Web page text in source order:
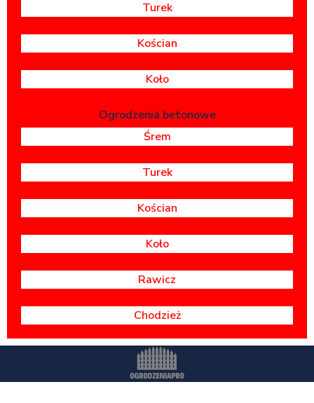
Turek
Kościan
Koło
Ogrodzenia betonowe
Śrem
Turek
Kościan
Koło
Rawicz
Chodzież